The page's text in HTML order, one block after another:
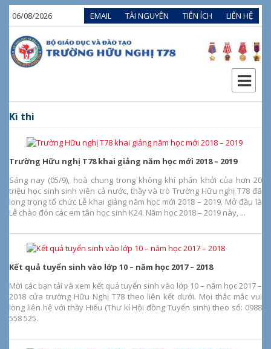
06/08/2026 EMAIL TÀI NGUYÊN TIÊN ÍCH LIÊN HỆ
Kì thi
Trường Hữu nghị T78 khai giảng năm học mới 2018 – 2019
Sáng nay (05/9), hoà chung trong không khí phấn khởi của hơn 20
triệu học sinh sinh viên cả nước, thầy và trò Trường Hữu nghị T78 đã
long trọng tổ chức Lễ khai giảng năm học mới 2018 – 2019. Mở đầu là
Lễ chào đón các em tân học sinh K24. Năm học 2018 – 2019 này, ...
Kết quả tuyển sinh vào lớp 10 – năm học 2017 – 2018
Mời các bạn tải và xem kết quả tuyển sinh vào lớp 10 – năm học 2017 –
2018 cửa trường Hữu Nghị T78 theo liên kết dưới. Mọi thắc mắc vui
lòng liên hệ với thầy Hiếu (Thư kí Hội đồng Tuyển sinh) theo số: 0988
558 525.